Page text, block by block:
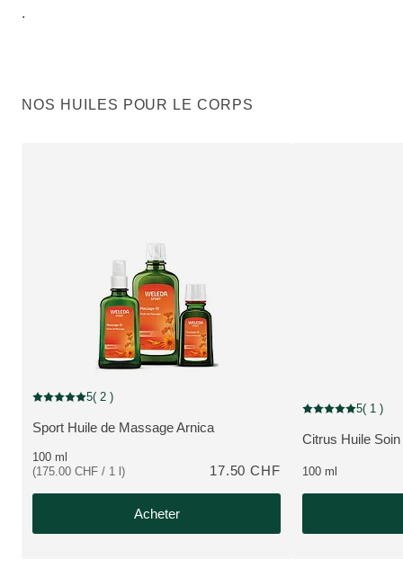
.
NOS HUILES POUR LE CORPS
PLUS:
Sport Huile de Massage Arnica
Note actuelle : 5 sur 5 étoiles Noté par 2 clients
5( 2 )
100 ml
(175.00 CHF / 1 l)
17.50 CHF
Acheter
PLUS:
Citrus Huile
Note actuelle : 5
5( 1 )
100 ml